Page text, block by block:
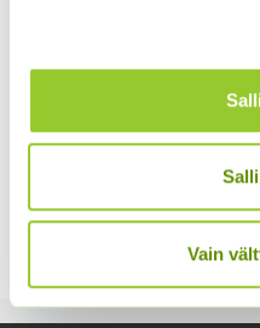
Vain
sekoitus (noin 100 s.)
Sisältää arvonlisäveron